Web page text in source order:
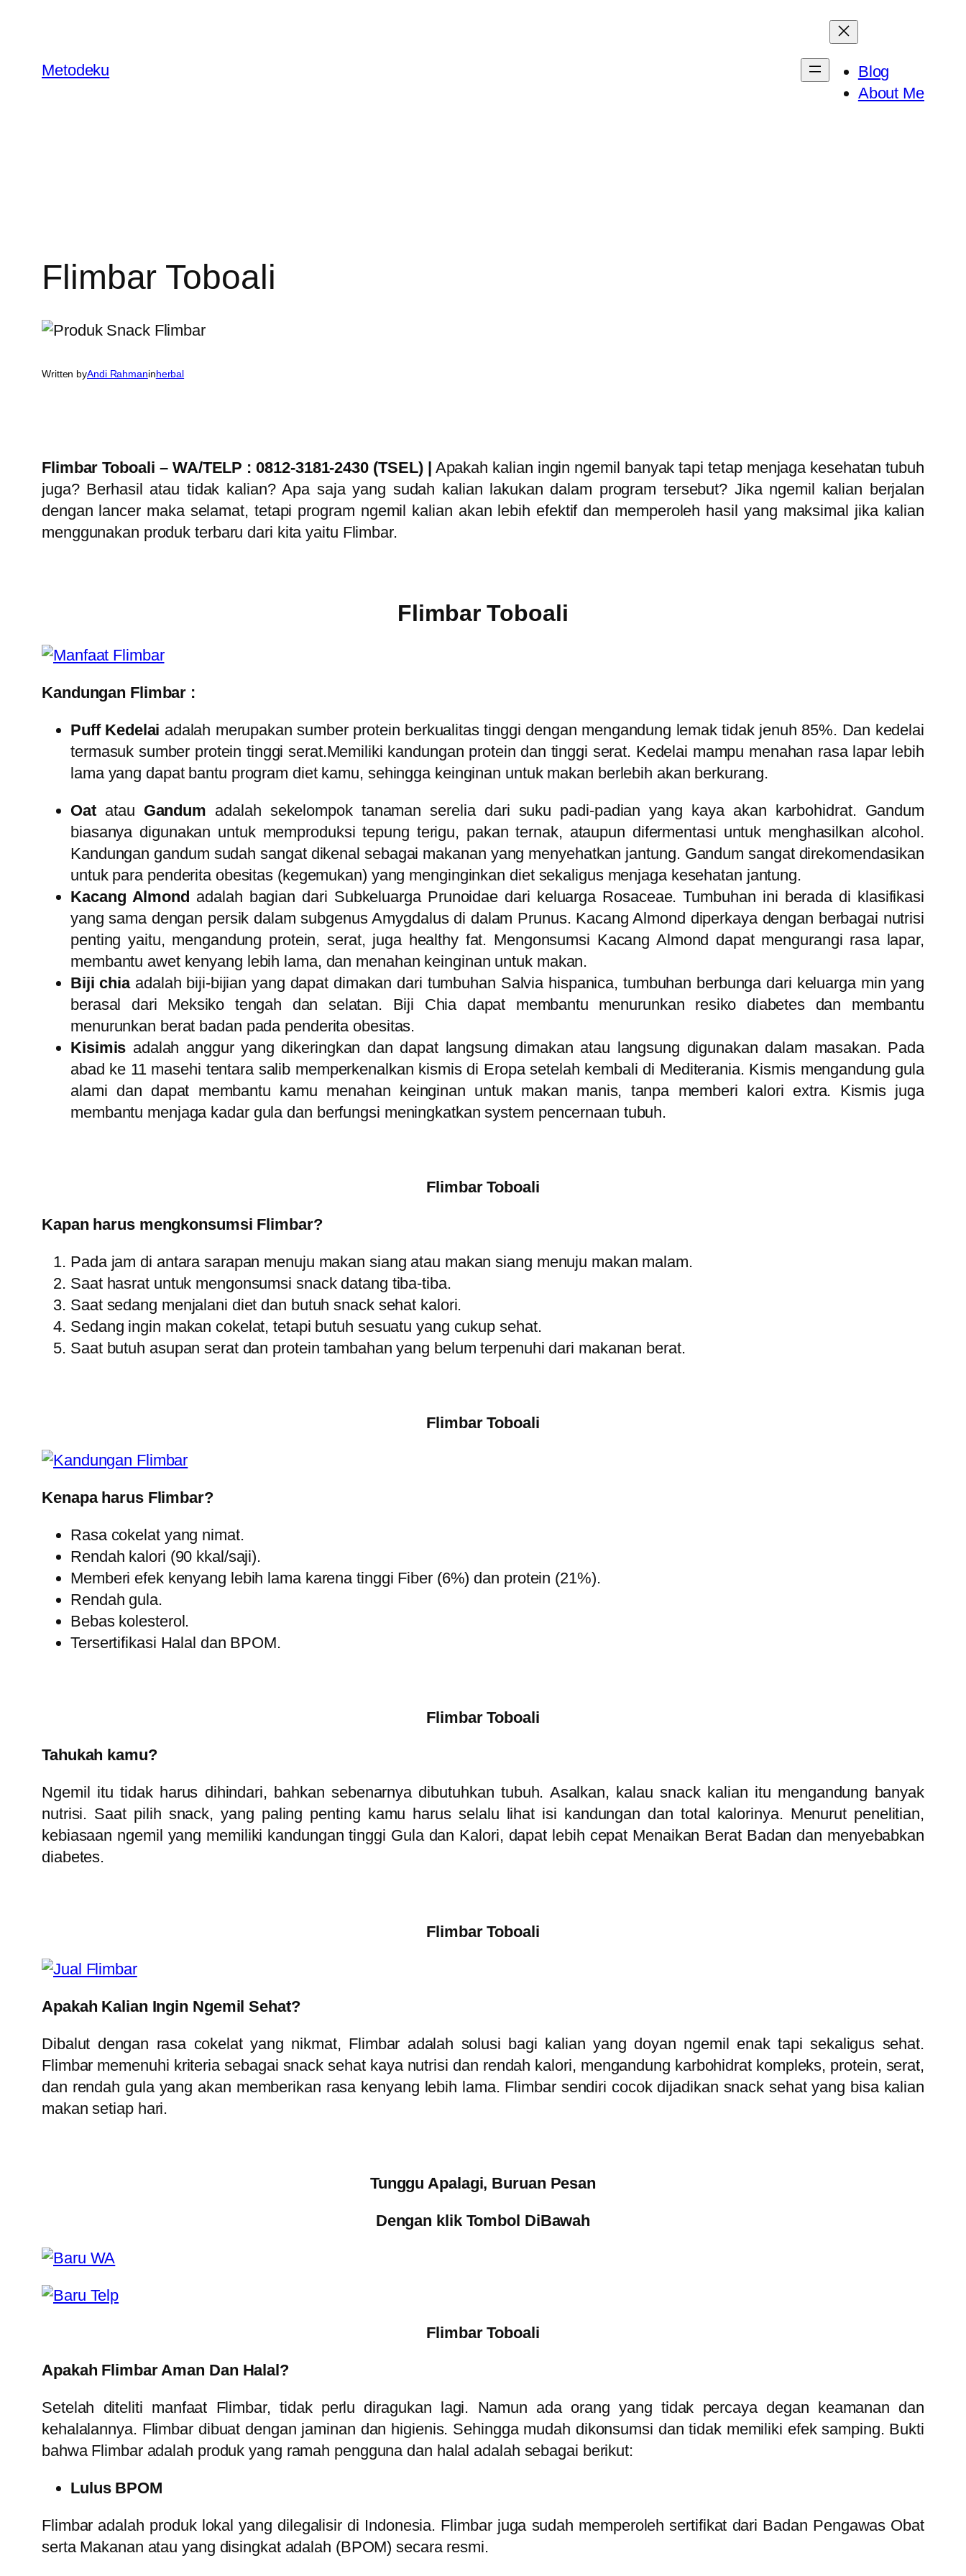
Metodeku
Blog
About Me
Flimbar Toboali
Written byAndi Rahmaninherbal
Flimbar Toboali – WA/TELP : 0812-3181-2430 (TSEL) |
Apakah kalian ingin ngemil banyak tapi tetap menjaga kesehatan tubuh
juga? Berhasil atau tidak kalian? Apa saja yang sudah kalian lakukan dalam program tersebut? Jika ngemil kalian berjalan
dengan lancer maka selamat, tetapi program ngemil kalian akan lebih efektif dan memperoleh hasil yang maksimal jika kalian
menggunakan produk terbaru dari kita yaitu Flimbar.
Flimbar Toboali
Kandungan Flimbar :
Puff Kedelai adalah merupakan sumber protein berkualitas tinggi dengan mengandung lemak tidak jenuh 85%. Dan kedelai
termasuk sumber protein tinggi serat.Memiliki kandungan protein dan tinggi serat. Kedelai mampu menahan rasa lapar lebih
lama yang dapat bantu program diet kamu, sehingga keinginan untuk makan berlebih akan berkurang.
Oatatau Gandum adalah sekelompok tanaman serelia dari suku padi-padian yang kaya akan karbohidrat. Gandum
biasanya digunakan untuk memproduksi tepung terigu, pakan ternak, ataupun difermentasi untuk menghasilkan alcohol.
Kandungan gandum sudah sangat dikenal sebagai makanan yang menyehatkan jantung. Gandum sangat direkomendasikan
untuk para penderita obesitas (kegemukan) yang menginginkan diet sekaligus menjaga kesehatan jantung.
Kacang Almond adalah bagian dari Subkeluarga Prunoidae dari keluarga Rosaceae. Tumbuhan ini berada di klasifikasi
yang sama dengan persik dalam subgenus Amygdalus di dalam Prunus. Kacang Almond diperkaya dengan berbagai nutrisi
penting yaitu, mengandung protein, serat, juga healthy fat. Mengonsumsi Kacang Almond dapat mengurangi rasa lapar,
membantu awet kenyang lebih lama, dan menahan keinginan untuk makan.
Biji chia adalah biji-bijian yang dapat dimakan dari tumbuhan Salvia hispanica, tumbuhan berbunga dari keluarga min yang
berasal dari Meksiko tengah dan selatan. Biji Chia dapat membantu menurunkan resiko diabetes dan membantu
menurunkan berat badan pada penderita obesitas.
Kisimis adalah anggur yang dikeringkan dan dapat langsung dimakan atau langsung digunakan dalam masakan. Pada
abad ke 11 masehi tentara salib memperkenalkan kismis di Eropa setelah kembali di Mediterania. Kismis mengandung gula
alami dan dapat membantu kamu menahan keinginan untuk makan manis, tanpa memberi kalori extra. Kismis juga
membantu menjaga kadar gula dan berfungsi meningkatkan system pencernaan tubuh.
Flimbar Toboali
Kapan harus mengkonsumsi Flimbar?
Pada jam di antara sarapan menuju makan siang atau makan siang menuju makan malam.
Saat hasrat untuk mengonsumsi snack datang tiba-tiba.
Saat sedang menjalani diet dan butuh snack sehat kalori.
Sedang ingin makan cokelat, tetapi butuh sesuatu yang cukup sehat.
Saat butuh asupan serat dan protein tambahan yang belum terpenuhi dari makanan berat.
Flimbar Toboali
Kenapa harus Flimbar?
Rasa cokelat yang nimat.
Rendah kalori (90 kkal/saji).
Memberi efek kenyang lebih lama karena tinggi Fiber (6%) dan protein (21%).
Rendah gula.
Bebas kolesterol.
Tersertifikasi Halal dan BPOM.
Flimbar Toboali
Tahukah kamu?
Ngemil itu tidak harus dihindari, bahkan sebenarnya dibutuhkan tubuh. Asalkan, kalau snack kalian itu mengandung banyak
nutrisi. Saat pilih snack, yang paling penting kamu harus selalu lihat isi kandungan dan total kalorinya. Menurut penelitian,
kebiasaan ngemil yang memiliki kandungan tinggi Gula dan Kalori, dapat lebih cepat Menaikan Berat Badan dan menyebabkan
diabetes.
Flimbar Toboali
Apakah Kalian Ingin Ngemil Sehat?
Dibalut dengan rasa cokelat yang nikmat, Flimbar adalah solusi bagi kalian yang doyan ngemil enak tapi sekaligus sehat.
Flimbar memenuhi kriteria sebagai snack sehat kaya nutrisi dan rendah kalori, mengandung karbohidrat kompleks, protein, serat,
dan rendah gula yang akan memberikan rasa kenyang lebih lama. Flimbar sendiri cocok dijadikan snack sehat yang bisa kalian
makan setiap hari.
Tunggu Apalagi, Buruan Pesan
Dengan klik Tombol DiBawah
Flimbar Toboali
Apakah Flimbar Aman Dan Halal?
Setelah diteliti manfaat Flimbar, tidak perlu diragukan lagi. Namun ada orang yang tidak percaya degan keamanan dan
kehalalannya. Flimbar dibuat dengan jaminan dan higienis. Sehingga mudah dikonsumsi dan tidak memiliki efek samping. Bukti
bahwa Flimbar adalah produk yang ramah pengguna dan halal adalah sebagai berikut:
Lulus BPOM
Flimbar adalah produk lokal yang dilegalisir di Indonesia. Flimbar juga sudah memperoleh sertifikat dari Badan Pengawas Obat
serta Makanan atau yang disingkat adalah (BPOM) secara resmi.